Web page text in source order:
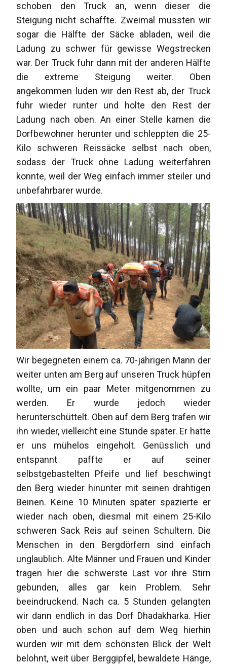
schoben den Truck an, wenn dieser die
Steigung nicht schaffte. Zweimal mussten wir
sogar die Hälfte der Säcke abladen, weil die
Ladung zu schwer für gewisse Wegstrecken
war. Der Truck fuhr dann mit der anderen Hälfte
die extreme Steigung weiter. Oben
angekommen luden wir den Rest ab, der Truck
fuhr wieder runter und holte den Rest der
Ladung nach oben. An einer Stelle kamen die
Dorfbewohner herunter und schleppten die 25-
Kilo schweren Reissäcke selbst nach oben,
sodass der Truck ohne Ladung weiterfahren
konnte, weil der Weg einfach immer steiler und
unbefahrbarer wurde.
Wir begegneten einem ca. 70-jährigen Mann der
weiter unten am Berg auf unseren Truck hüpfen
wollte, um ein paar Meter mitgenommen zu
werden. Er wurde jedoch wieder
herunterschüttelt. Oben auf dem Berg trafen wir
ihn wieder, vielleicht eine Stunde später. Er hatte
er uns mühelos eingeholt. Genüsslich und
entspannt paffte er auf seiner
selbstgebastelten Pfeife und lief beschwingt
den Berg wieder hinunter mit seinen drahtigen
Beinen. Keine 10 Minuten später spazierte er
wieder nach oben, diesmal mit einem 25-Kilo
schweren Sack Reis auf seinen Schultern. Die
Menschen in den Bergdörfern sind einfach
unglaublich. Alte Männer und Frauen und Kinder
tragen hier die schwerste Last vor ihre Stirn
gebunden, alles gar kein Problem. Sehr
beeindruckend. Nach ca. 5 Stunden gelangten
wir dann endlich in das Dorf Dhadakharka. Hier
oben und auch schon auf dem Weg hierhin
wurden wir mit dem schönsten Blick der Welt
belohnt, weit über Berggipfel, bewaldete Hänge,